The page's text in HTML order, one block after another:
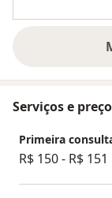
Serviços e
Primeira
R$ 150 - R$ 151